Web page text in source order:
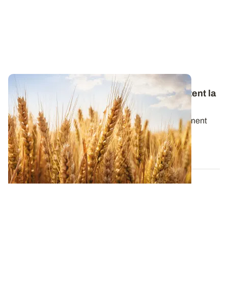
Cadmium : les récoltes françaises respectent la
règlementation
L'exposition des Français au cadmium fait actuellement
l’objet de débats intenses. Divers...
21 MAI 2026